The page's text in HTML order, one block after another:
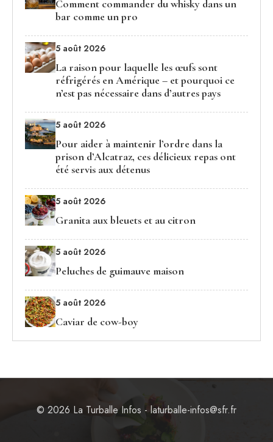
Comment commander du whisky dans un
bar comme un pro
5 août 2026
La raison pour laquelle les œufs sont
réfrigérés en Amérique – et pourquoi ce
n’est pas nécessaire dans d’autres pays
5 août 2026
Pour aider à maintenir l’ordre dans la
prison d’Alcatraz, ces délicieux repas ont
été servis aux détenus
5 août 2026
Granita aux bleuets et au citron
5 août 2026
Peluches de guimauve maison
5 août 2026
Caviar de cow-boy
© 2026 La Turballe Infos - laturballe-infos@sfr.fr